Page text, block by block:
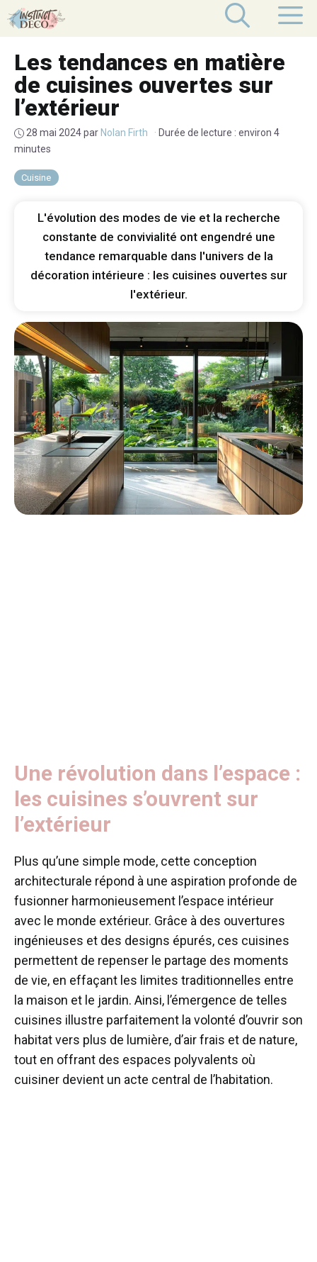
Aller
au
Cuisine
Les tendances en matière
de cuisines ouvertes sur
l’extérieur
28 mai 2024par Nolan Firth · Durée de lecture : environ 4
minutes
L'évolution des modes de vie et la recherche
constante de convivialité ont engendré une
tendance remarquable dans l'univers de la
décoration intérieure : les cuisines ouvertes sur
l'extérieur.
Une révolution dans l’espace :
les cuisines s’ouvrent sur
l’extérieur
Plus qu’une simple mode, cette conception
architecturale répond à une aspiration profonde de
fusionner harmonieusement l’espace intérieur
avec le monde extérieur. Grâce à des ouvertures
ingénieuses et des designs épurés, ces cuisines
permettent de repenser le partage des moments
de vie, en effaçant les limites traditionnelles entre
la maison et le jardin. Ainsi, l’émergence de telles
cuisines illustre parfaitement la volonté d’ouvrir son
habitat vers plus de lumière, d’air frais et de nature,
tout en offrant des espaces polyvalents où
cuisiner devient un acte central de l’habitation.